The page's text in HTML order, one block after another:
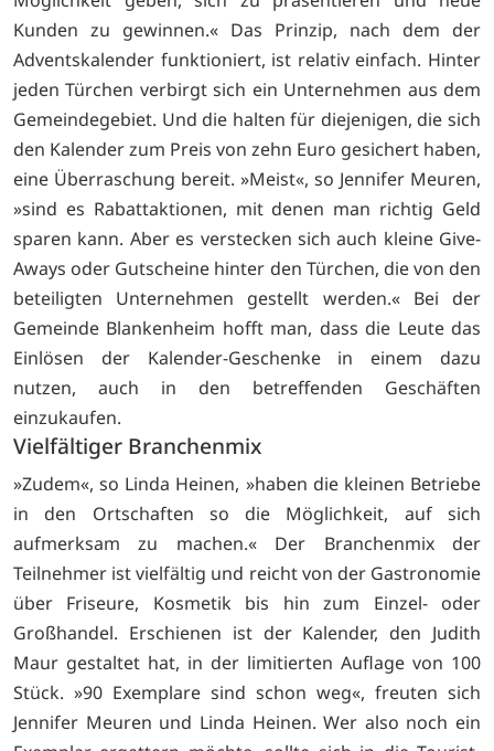
Kunden zu gewinnen.« Das Prinzip, nach dem der
Adventskalender funktioniert, ist relativ einfach. Hinter
jeden Türchen verbirgt sich ein Unternehmen aus dem
Gemeindegebiet. Und die halten für diejenigen, die sich
den Kalender zum Preis von zehn Euro gesichert haben,
eine Überraschung bereit. »Meist«, so Jennifer Meuren,
»sind es Rabattaktionen, mit denen man richtig Geld
sparen kann. Aber es verstecken sich auch kleine Give-
Aways oder Gutscheine hinter den Türchen, die von den
beteiligten Unternehmen gestellt werden.« Bei der
Gemeinde Blankenheim hofft man, dass die Leute das
Einlösen der Kalender-Geschenke in einem dazu
nutzen, auch in den betreffenden Geschäften
einzukaufen.
Vielfältiger Branchenmix
»Zudem«, so Linda Heinen, »haben die kleinen Betriebe
in den Ortschaften so die Möglichkeit, auf sich
aufmerksam zu machen.« Der Branchenmix der
Teilnehmer ist vielfältig und reicht von der Gastronomie
über Friseure, Kosmetik bis hin zum Einzel- oder
Großhandel. Erschienen ist der Kalender, den Judith
Maur gestaltet hat, in der limitierten Auflage von 100
Stück. »90 Exemplare sind schon weg«, freuten sich
Jennifer Meuren und Linda Heinen. Wer also noch ein